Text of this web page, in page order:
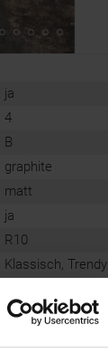
ja
4
B
graphite
matt
ja
R10
Klassisch, Trendy